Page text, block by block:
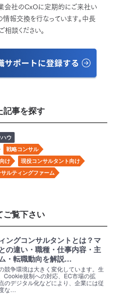
業会社のCxOに定期的にご来社い
報交換を行なっています。中長
相談ください。
記事を探す
ウ
戦略コンサル
け
現役コンサルタント向け
ルティングファーム
ご覧下さい
ングコンサルタントとは？マ
の違い・職種・仕事内容・主
・転職動向を解説…
競争環境は大きく変化しています。生
Cookie規制への対応、EC市場の拡
のデジタル化などにより、企業には従
な…